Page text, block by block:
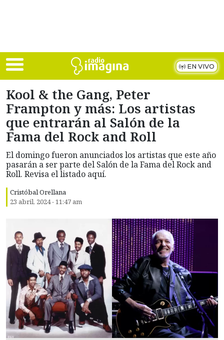
EN VIVO
Kool & the Gang, Peter
Frampton y más: Los artistas
que entrarán al Salón de la
Fama del Rock and Roll
El domingo fueron anunciados los artistas que este año
pasarán a ser parte del Salón de la Fama del Rock and
Roll. Revisa el listado aquí.
Cristóbal Orellana
23 abril, 2024 - 11:47 am